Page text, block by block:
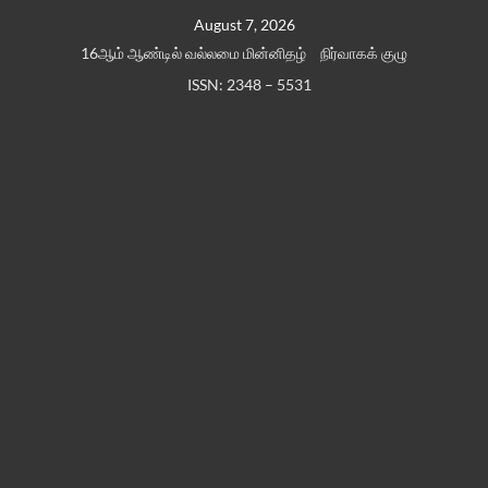
August 7, 2026
16ஆம் ஆண்டில் வல்லமை மின்னிதழ்
நிர்வாகக் குழு
ISSN: 2348 – 5531